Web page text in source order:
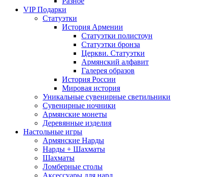
VIP Подарки
Статуэтки
История Армении
Статуэтки полистоун
Статуэтки бронза
Церкви. Статуэтки
Армянский алфавит
Галерея образов
История России
Мировая история
Уникальные сувенирные светильники
Сувенирные ночники
Армянские монеты
Деревянные изделия
Настольные игры
Армянские Нарды
Нарды + Шахматы
Шахматы
Ломберные столы
Аксессуары для нард